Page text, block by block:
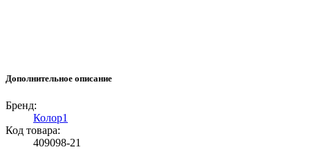
Дополнительное описание
Бренд:
Колор1
Код товара:
409098-21